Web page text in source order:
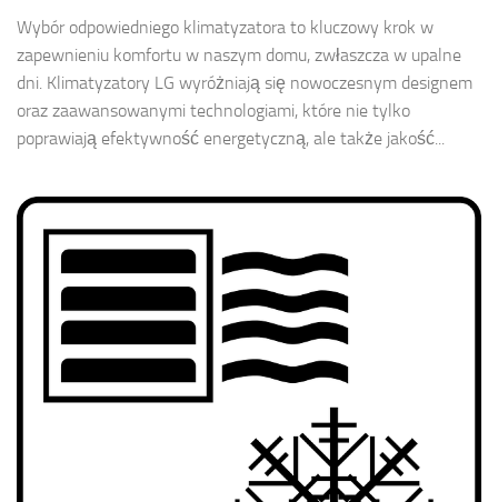
Wybór odpowiedniego klimatyzatora to kluczowy krok w
zapewnieniu komfortu w naszym domu, zwłaszcza w upalne
dni. Klimatyzatory LG wyróżniają się nowoczesnym designem
oraz zaawansowanymi technologiami, które nie tylko
poprawiają efektywność energetyczną, ale także jakość...